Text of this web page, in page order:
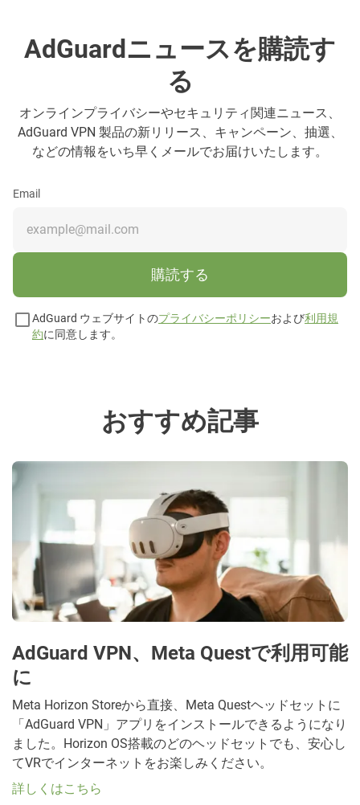
AdGuardニュースを購読す
る
オンラインプライバシーやセキュリティ関連ニュース、
AdGuard VPN 製品の新リリース、キャンペーン、抽選、
などの情報をいち早くメールでお届けいたします。
Email
購読する
AdGuard ウェブサイトのプライバシーポリシーおよび利用規
約に同意します。
おすすめ記事
AdGuard VPN、Meta Questで利用可能
に
Meta Horizon Storeから直接、Meta Questヘッドセットに
「AdGuard VPN」アプリをインストールできるようになり
ました。Horizon OS搭載のどのヘッドセットでも、安心し
てVRでインターネットをお楽しみください。
詳しくはこちら